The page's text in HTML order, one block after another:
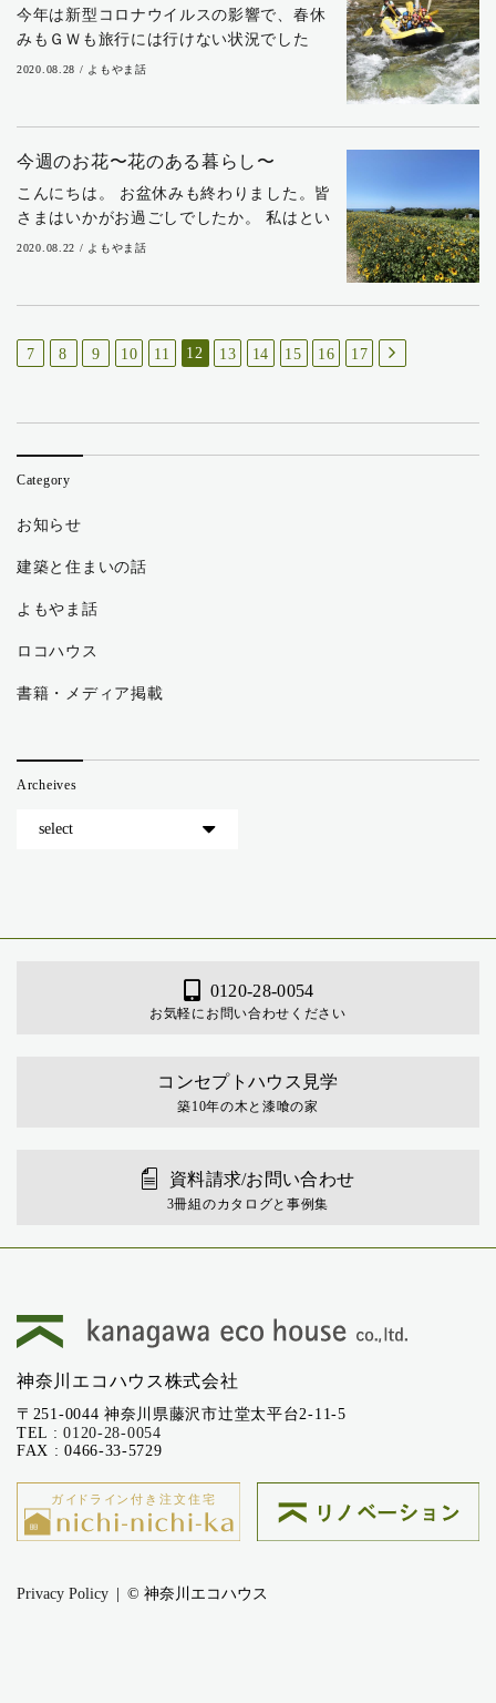
今年は新型コロナウイルスの影響で、春休
みもＧＷも旅行には行けない状況でした
ね。昨年末以来、家族旅行に行けていない
2020.08.28 / よもやま話
今週のお花〜花のある暮らし〜
こんにちは。 お盆休みも終わりました。皆
さまはいかがお過ごしでしたか。 私はとい
うと、義父のお墓参りに行ったくらいで、
2020.08.22 / よもやま話
7 8 9 10 11 12 13 14 15 16 17
Category
お知らせ
建築と住まいの話
よもやま話
ロコハウス
書籍・メディア掲載
Archeives
0120-28-0054
お気軽にお問い合わせください
コンセプトハウス見学
築10年の木と漆喰の家
資料請求/お問い合わせ
3冊組のカタログと事例集
神奈川エコハウス株式会社
〒251-0044 神奈川県藤沢市辻堂太平台2-11-5
TEL :0120-28-0054
FAX : 0466-33-5729
Privacy Policy © 神奈川エコハウス